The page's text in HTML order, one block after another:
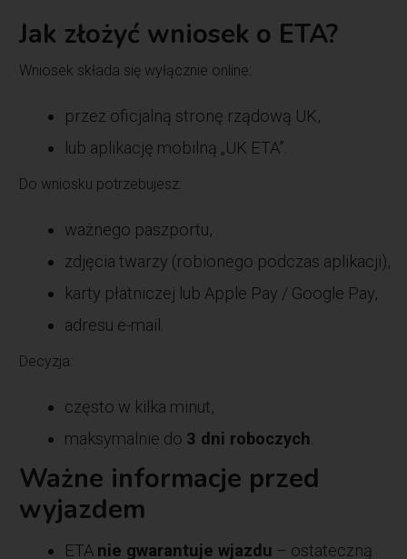
Jak złożyć wniosek o ETA?
Wniosek składa się wyłącznie online:
przez oficjalną stronę rządową UK,
lub aplikację mobilną „UK ETA”.
Do wniosku potrzebujesz:
ważnego paszportu,
zdjęcia twarzy (robionego podczas aplikacji),
karty płatniczej lub Apple Pay / Google Pay,
adresu e-mail.
Decyzja:
często w kilka minut,
maksymalnie do 3 dni roboczych.
Ważne informacje przed
wyjazdem
ETA nie gwarantuje wjazdu – ostateczną